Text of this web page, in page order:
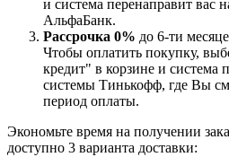
и система перенаправит вас
АльфаБанк.
Рассрочка 0% до 6-ти
Чтобы оплатить покупку,
кредит" в корзине и система
системы Тинькофф, где Вы
период оплаты.
Экономьте время на получении
доступно 3 варианта доставки: